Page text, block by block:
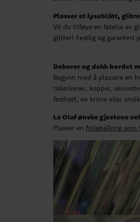
Dekorer og dekk bordet med detaljer
å plassere en hvit papirduk på festbordet.
snø. Dekk på med tallerkener,
eller ansiktsmaske med Anna eller Elsa
La Olaf ønske gjestene
ved inngangen. Vi
mye latter!
Plasser et lyseblått,
Vil du tilføye en følelse av
glitter! Festlig og garantert
Dekorer og dekk bordet
Begynn med å plassere en
tallerkener, kopper,
festhatt, en krone eller
La Olaf ønske gjestene
Plasser en folieballong som